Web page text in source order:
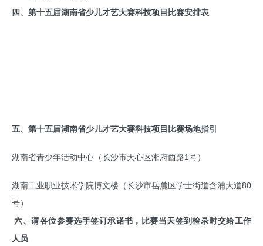
四、第十五届湖南省少儿才艺大赛科技项目比赛安排表
五、第十五届湖南省少儿才艺大赛科技项目比赛场地指引
湖南省青少年活动中心（长沙市天心区湘府西路1号）
湖南工业职业技术学院博文楼（长沙市岳麓区学士街道含浦大道80
号）
六、请各位参赛选手签订承诺书，比赛当天签到检录时交给工作
人员